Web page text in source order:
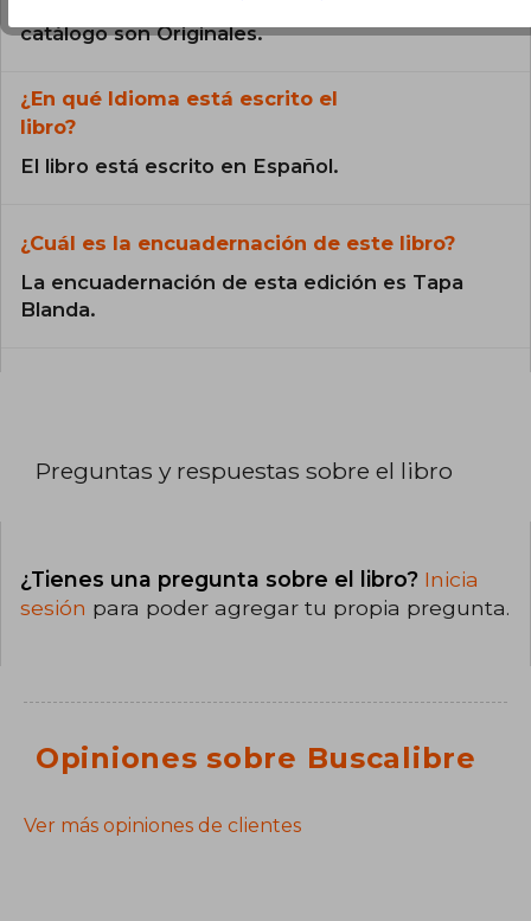
Todos los libros de nuestro
catálogo son Originales.
¿En qué Idioma está escrito el
libro?
El libro está escrito en Español.
¿Cuál es la encuadernación de este libro?
La encuadernación de esta edición es Tapa
Blanda.
Preguntas y respuestas sobre el libro
¿Tienes una pregunta sobre el libro? Inicia
sesión para poder agregar tu propia pregunta.
Opiniones sobre Buscalibre
Ver más opiniones de clientes